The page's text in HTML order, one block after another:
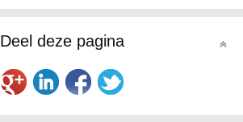
Deel deze pagina